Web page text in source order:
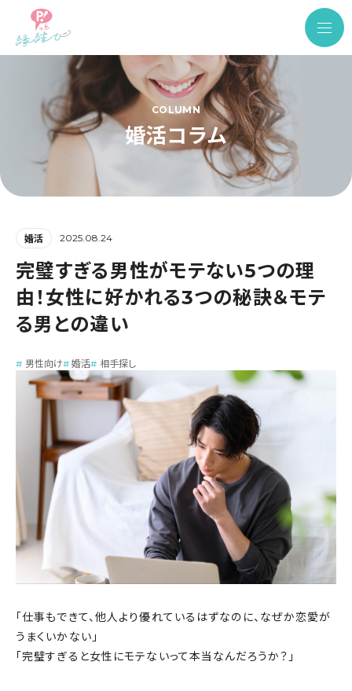
COLUMN
婚活コラム
婚活 2025.08.24
完璧すぎる男性がモテない5つの理
由！女性に好かれる3つの秘訣＆モテ
る男との違い
男性向け 婚活 相手探し
「仕事もできて、他人より優れているはずなのに、なぜか恋愛が
うまくいかない」
「完璧すぎると女性にモテないって本当なんだろうか？」